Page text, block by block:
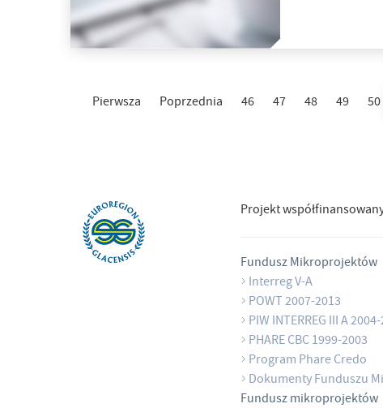
Pierwsza Poprzednia 46 47 48 49 50
Projekt
Fundusz Mikroprojektów
Interreg V-A
POWT 2007-2013
PIW INTERREG III A
PHARE CBC 1999-2003
Program Phare Credo
Dokumenty Funduszu
Fundusz mikroprojektów